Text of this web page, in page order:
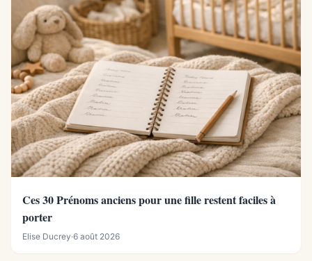
Ces 30 Prénoms anciens pour une fille restent faciles à
porter
Elise Ducrey·6 août 2026